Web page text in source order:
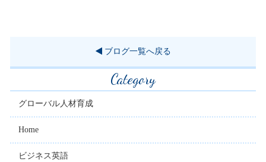
ブログ一覧へ戻る
Category
グローバル人材育成
Home
ビジネス英語